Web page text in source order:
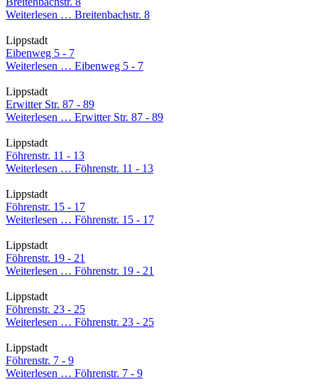
Weiterlesen … Breitenbachstr. 8
Lippstadt
Eibenweg 5 - 7
Weiterlesen … Eibenweg 5 - 7
Lippstadt
Erwitter Str. 87 - 89
Weiterlesen … Erwitter Str. 87 - 89
Lippstadt
Föhrenstr. 11 - 13
Weiterlesen … Föhrenstr. 11 - 13
Lippstadt
Föhrenstr. 15 - 17
Weiterlesen … Föhrenstr. 15 - 17
Lippstadt
Föhrenstr. 19 - 21
Weiterlesen … Föhrenstr. 19 - 21
Lippstadt
Föhrenstr. 23 - 25
Weiterlesen … Föhrenstr. 23 - 25
Lippstadt
Föhrenstr. 7 - 9
Weiterlesen … Föhrenstr. 7 - 9